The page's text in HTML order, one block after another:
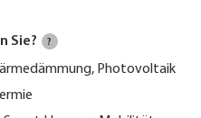
Sie? ?
Photovoltaik